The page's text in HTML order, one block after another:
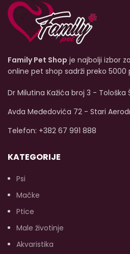
Family Pet Shop je najbolji izbor
online pet shop sadrži preko 5000
Dr Milutina Kažića broj 3 - Tološka
Avda Međedovića 72 - Stari
Telefon: +382 67 991 888
KATEGORIJE
Psi
Mačke
Ptice
Male životinje
Akvaristika